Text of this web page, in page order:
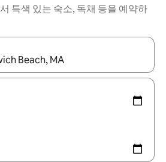
특색 있는 숙소, 독채 등을 예약하
위·아래 화살표 키를 사용하거나 터치 또는